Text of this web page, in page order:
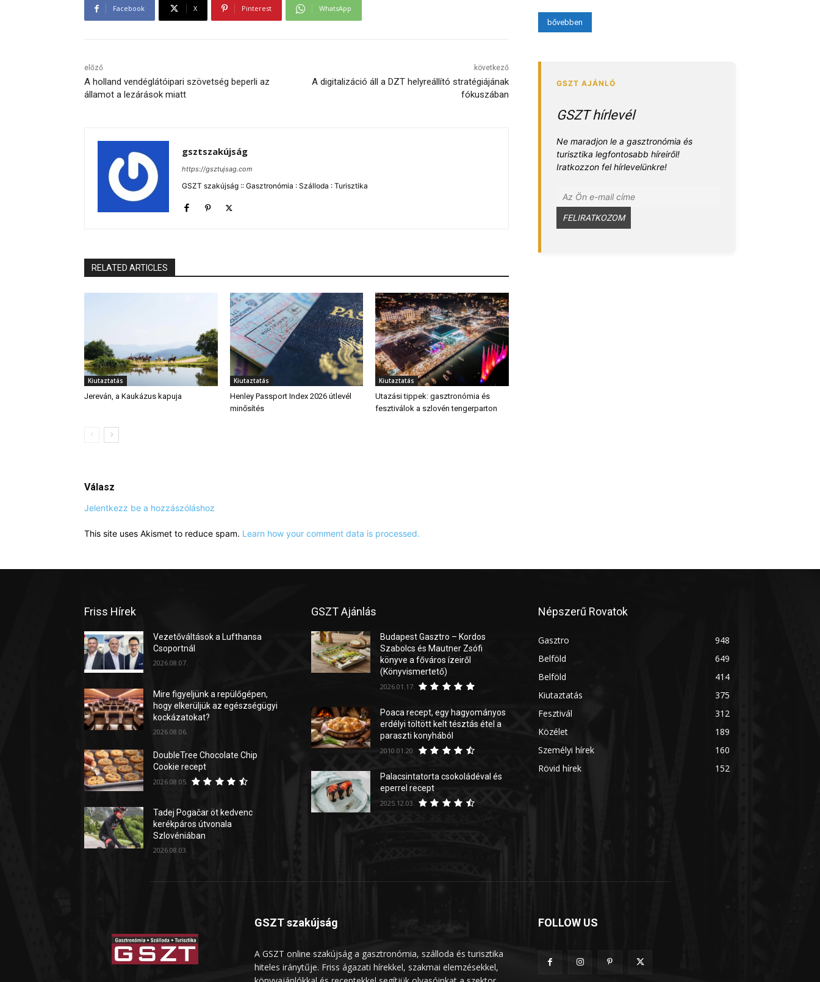
Facebook X Pinterest WhatsApp
előző
A holland vendéglátóipari szövetség beperli az
államot a lezárások miatt
következő
A digitalizáció áll a DZT helyreállító stratégiájának
fókuszában
gsztszakújság
https://gsztujsag.com
GSZT szakújság :: Gasztronómia : Szálloda : Turisztika
RELATED ARTICLES
Kiutaztatás
Jereván, a Kaukázus kapuja
Kiutaztatás
Henley Passport Index 2026 útlevél
minősítés
Kiutaztatás
Utazási tippek: gasztronómia és
fesztiválok a szlovén tengerparton
Válasz
Jelentkezz be a hozzászóláshoz
This site uses Akismet to reduce spam. Learn how your comment data is processed.
bővebben
GSZT hírlevél
Ne maradjon le a gasztronómia és
turisztika legfontosabb híreiről!
Iratkozzon fel hírlevelünkre!
Friss Hírek
Vezetőváltások a Lufthansa
Csoportnál
2026.08.07.
Mire figyeljünk a repülőgépen,
hogy elkerüljük az egészségügyi
kockázatokat?
2026.08.06.
DoubleTree Chocolate Chip
Cookie recept
2026.08.05.
Tadej Pogačar öt kedvenc
kerékpáros útvonala
Szlovéniában
2026.08.03.
GSZT Ajánlás
Budapest Gasztro – Kordos
Szabolcs és Mautner Zsófi
könyve a főváros ízeiről
(Könyvismertető)
2026.01.17.
Poaca recept, egy hagyományos
erdélyi töltött kelt tésztás étel a
paraszti konyhából
2010.01.20.
Palacsintatorta csokoládéval és
eperrel recept
2025.12.03.
Népszerű Rovatok
Gasztro
948
Belföld
649
Belföld
414
Kiutaztatás
375
Fesztivál
312
Közélet
189
Személyi hírek
160
Rövid hírek
152
GSZT szakújság
A GSZT online szakújság a gasztronómia, szálloda és turisztika
hiteles iránytűje. Friss ágazati hírekkel, szakmai elemzésekkel,
FOLLOW US